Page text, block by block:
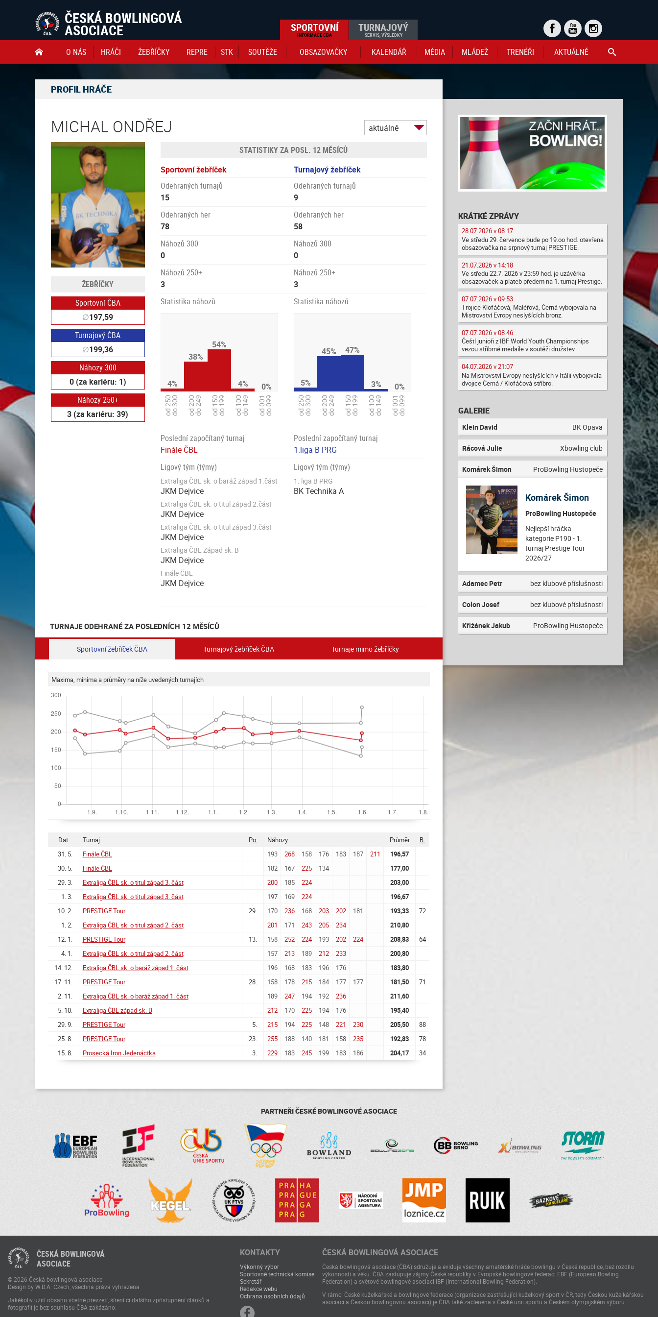
ČESKÁ BOWLINGOVÁ
ASOCIACE SPORTOVNÍ
INFORMACE CBA
TURNAJOVÝ
SERVIS, VÝSLEDKY

 O NÁS HRÁČI ŽEBŘÍČKY REPRE STK SOUTĚŽE OBSAZOVAČKY KALENDÁŘ MÉDIA MLÁDEŽ TRENÉŘI AKTUÁLNĚ
PROFIL HRÁČE
MICHAL ONDŘEJ aktuálně
ŽEBŘÍČKY
Sportovní ČBA
∅197,59
Turnajový ČBA
∅199,36
Náhozy 300
0 (za kariéru: 1)
Náhozy 250+
3 (za kariéru: 39)
STATISTIKY ZA POSL. 12 MĚSÍCŮ
Sportovní žebříček
Turnajový žebříček
Odehraných turnajů
Odehraných turnajů
15
9
Odehraných her
Odehraných her
78
58
Náhozů 300
Náhozů 300
0
0
Náhozů 250+
Náhozů 250+
3
3
Statistika náhozů
Statistika náhozů
4%
od 250do 300
38%
od 200do 249
54%
od 150do 199
4%
od 100do 149
0%
od 001do 099
5%
od 250do 300
45%
od 200do 249
47%
od 150do 199
3%
od 100do 149
0%
od 001do 099
Poslední započítaný turnaj
Poslední započítaný turnaj
Finále ČBL
1.liga B PRG
Ligový tým (týmy)
Ligový tým (týmy)
Extraliga ČBL sk. o baráž západ 1.část
JKM Dejvice
Extraliga ČBL sk. o titul západ 2.část
JKM Dejvice
Extraliga ČBL sk. o titul západ 3.část
JKM Dejvice
Extraliga ČBL Západ sk. B
JKM Dejvice
Finále ČBL
JKM Dejvice
1. liga B PRG
BK Technika A
TURNAJE ODEHRANÉ ZA POSLEDNÍCH 12 MĚSÍCŮ
Sportovní žebříček ČBA Turnajový žebříček ČBA Turnaje mimo žebříčky
Maxima, minima a průměry na níže uvedených turnajích
Dat. Turnaj Po. Náhozy Průměr
B.
31. 5.
Finále ČBL 193 268 158 176 183 187 211
196,57
30. 5.
Finále ČBL 182 167 225 134
177,00
29. 3.
Extraliga ČBL sk. o titul západ 3. část 200 185 224
203,00
1. 3.
Extraliga ČBL sk. o titul západ 3. část 197 169 224
196,67
10. 2.
PRESTIGE Tour 29. 170 236 168 203 202 181 193,33
72
1. 2.
Extraliga ČBL sk. o titul západ 2. část 201 171 243 205 234
210,80
12. 1.
PRESTIGE Tour 13. 158 252 224 193 202 224 208,83
64
4. 1.
Extraliga ČBL sk. o titul západ 2. část 157 213 189 212 233
200,80
14. 12.
Extraliga ČBL sk. o baráž západ 1. část 196 168 183 196 176
183,80
17. 11.
PRESTIGE Tour 28. 158 178 215 184 177 177 181,50
71
2. 11.
Extraliga ČBL sk. o baráž západ 1. část 189 247 194 192 236
211,60
5. 10.
Extraliga ČBL západ sk. B 212 170 225 194 176
195,40
29. 9.
PRESTIGE Tour 5. 215 194 225 148 221 230 205,50
88
25. 8.
PRESTIGE Tour 23. 255 188 140 181 158 235 192,83
78
15. 8.
Prosecká Iron Jedenáctka 3. 229 183 245 199 183 186 204,17 34
KRÁTKÉ ZPRÁVY
28.07.2026 v 08:17
Ve středu 29. července bude po 19.oo hod. otevřena
obsazovačka na srpnový turnaj PRESTIGE.
21.07.2026 v 14:18
Ve středu 22.7. 2026 v 23:59 hod. je uzávěrka
obsazovaček a plateb předem na 1. turnaj Prestige.
07.07.2026 v 09:53
Trojice Klofáčová, Maléřová, Černá vybojovala na
Mistrovství Evropy neslyšících bronz.
07.07.2026 v 08:46
Čeští junioři z IBF World Youth Championships
vezou stříbrné medaile v soutěži družstev.
04.07.2026 v 21:07
Na Mistrovství Evropy neslyšících v Itálii vybojovala
dvojice Černá / Klofáčová stříbro.
GALERIE
Klein David BK Opava
Rácová Julie Xbowling club
Komárek Šimon ProBowling Hustopeče
Komárek Šimon
ProBowling Hustopeče
Nejlepší hráčka
kategorie P190 - 1.
turnaj Prestige Tour
2026/27
Adamec Petr bez klubové příslušnosti
Colon Josef bez klubové příslušnosti
Křižánek Jakub ProBowling Hustopeče
PARTNEŘI ČESKÉ BOWLINGOVÉ ASOCIACE
ČESKÁ BOWLINGOVÁ
ASOCIACE
© 2026 Česká bowlingová asociace
Design by W.D.A. Czech, všechna práva vyhrazena
Jakékoliv užití obsahu včetně převzetí, šíření či dalšího zpřístupnění článků a
fotografií je bez souhlasu ČBA zakázáno.
KONTAKTY
Výkonný výbor
Sportovně technická komise
Sekretář
Redakce webu
Ochrana osobních údajů
ČESKÁ BOWLINGOVÁ ASOCIACE
Česká bowlingová asociace (ČBA) sdružuje a eviduje všechny amatérské hráče bowlingu v České republice, bez rozdílu
výkonnosti a věku. ČBA zastupuje zájmy České republiky v Evropské bowlingové federaci EBF (European Bowling
Federation) a světové bowlingové asociaci IBF (International Bowling Federation).
V rámci České kuželkářské a bowlingové federace (organizace zastřešující kuželkový sport v ČR, tedy Českou kuželkářskou
asociaci a Českou bowlingovou asociaci) je ČBA také začleněna v České unii sportu a Českém olympijském výboru.